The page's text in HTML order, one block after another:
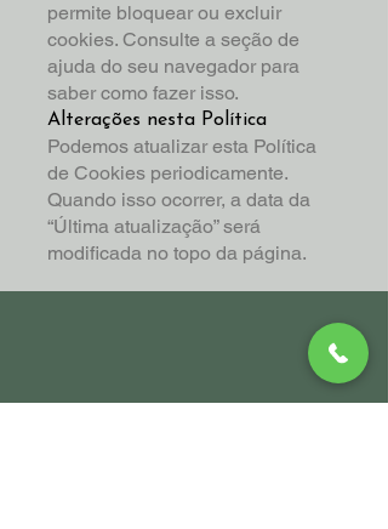
permite bloquear ou excluir
cookies. Consulte a seção de
ajuda do seu navegador para
saber como fazer isso.
Alterações nesta Política
Podemos atualizar esta Política
de Cookies periodicamente.
Quando isso ocorrer, a data da
“Última atualização” será
modificada no topo da página.